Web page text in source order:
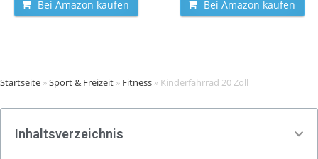
Bei Amazon kaufen Bei Amazon kaufen
Startseite »Sport & Freizeit » Fitness » Kinderfahrrad 20 Zoll
Inhaltsverzeichnis